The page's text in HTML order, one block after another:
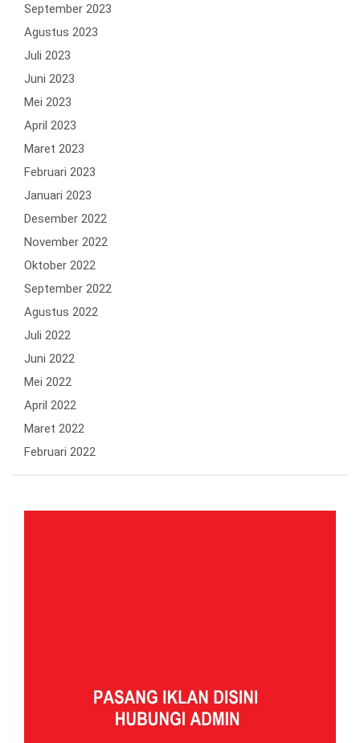
September 2023
Agustus 2023
Juli 2023
Juni 2023
Mei 2023
April 2023
Maret 2023
Februari 2023
Januari 2023
Desember 2022
November 2022
Oktober 2022
September 2022
Agustus 2022
Juli 2022
Juni 2022
Mei 2022
April 2022
Maret 2022
Februari 2022